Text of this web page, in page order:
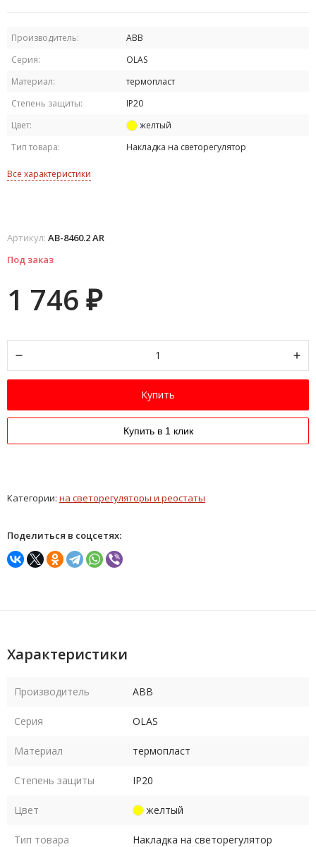
Производитель:
ABB
Серия:
OLAS
Материал:
термопласт
Степень защиты:
IP20
Цвет:
желтый
Тип товара:
Накладка на светорегулятор
Все характеристики
Артикул: AB-8460.2 AR
Под заказ
1 746 ₽
Купить
Купить в 1 клик
Категории: на светорегуляторы и реостаты
Поделиться в соцсетях:
Характеристики
Производитель ABB
Серия OLAS
Материал термопласт
Степень защиты IP20
Цвет желтый
Тип товара Накладка на светорегулятор